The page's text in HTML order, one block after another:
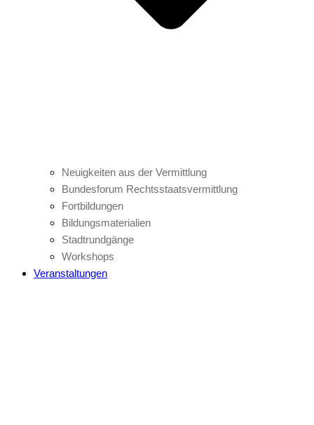
Neuigkeiten aus der Vermittlung
Bundesforum Rechtsstaatsvermittlung
Fortbildungen
Bildungsmaterialien
Stadtrundgänge
Workshops
Veranstaltungen